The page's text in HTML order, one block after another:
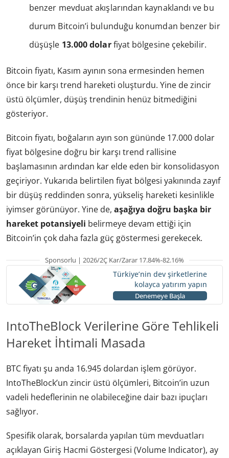
benzer mevduat akışlarından kaynaklandı ve bu
durum Bitcoin’i bulunduğu konumdan benzer bir
düşüşle 13.000 dolarfiyat bölgesine çekebilir.
Bitcoin fiyatı, Kasım ayının sona ermesinden hemen
önce bir karşı trend hareketi oluşturdu. Yine de zincir
üstü ölçümler, düşüş trendinin henüz bitmediğini
gösteriyor.
Bitcoin fiyatı, boğaların ayın son gününde 17.000 dolar
fiyat bölgesine doğru bir karşı trend rallisine
başlamasının ardından kar elde eden bir konsolidasyon
geçiriyor. Yukarıda belirtilen fiyat bölgesi yakınında zayıf
bir düşüş reddinden sonra, yükseliş hareketi kesinlikle
iyimser görünüyor. Yine de, aşağıya doğru başka bir
hareket potansiyeli belirmeye devam ettiği için
Bitcoin’in çok daha fazla güç göstermesi gerekecek.
Sponsorlu | 2026/2Ç Kar/Zarar 17.84%-82.16%
Türkiye’nin dev şirketlerine
kolayca yatırım yapın
Denemeye Başla
IntoTheBlock Verilerine Göre Tehlikeli
Hareket İhtimali Masada
BTC fiyatı şu anda 16.945 dolardan işlem görüyor.
IntoTheBlock’un zincir üstü ölçümleri, Bitcoin’in uzun
vadeli hedeflerinin ne olabileceğine dair bazı ipuçları
sağlıyor.
Spesifik olarak, borsalarda yapılan tüm mevduatları
açıklayan Giriş Hacmi Göstergesi (Volume Indicator), ay